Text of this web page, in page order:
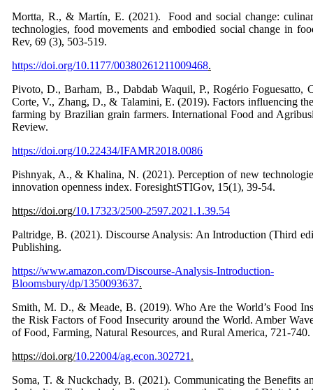
Mortta, R., & Martín, E. (2021). Food and social change:
technologies, food movements and embodied social change in
Rev, 69 (3), 503-519.
https://doi.org/10.1177/00380261211009468.
Pivoto, D., Barham, B., Dabdab Waquil, P., Rogério Foguesatto,
Corte, V., Zhang, D., & Talamini, E. (2019). Factors influencing
farming by Brazilian grain farmers. International Food and
Review.
https://doi.org/10.22434/IFAMR2018.0086
Pishnyak, A., & Khalina, N. (2021). Perception of new
innovation openness index. ForesightSTIGov, 15(1), 39-54.
https://doi.org/10.17323/2500-2597.2021.1.39.54
Paltridge, B. (2021). Discourse Analysis: An Introduction (Third
Publishing.
https://www.amazon.com/Discourse-Analysis-Introduction-
Bloomsbury/dp/1350093637.
Smith, M. D., & Meade, B. (2019). Who Are the World’s Food
the Risk Factors of Food Insecurity around the World. Amber
of Food, Farming, Natural Resources, and Rural America, 721-740.
https://doi.org/10.22004/ag.econ.302721 .
Soma, T. & Nuckchady, B. (2021). Communicating the Benefits